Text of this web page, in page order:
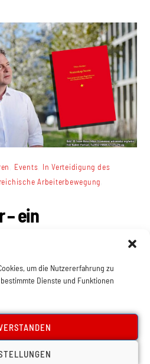
um die Nutzererfahrung zu
Dienste und Funktionen
Events In Verteidigung des
Arbeiterbewegung
– ein